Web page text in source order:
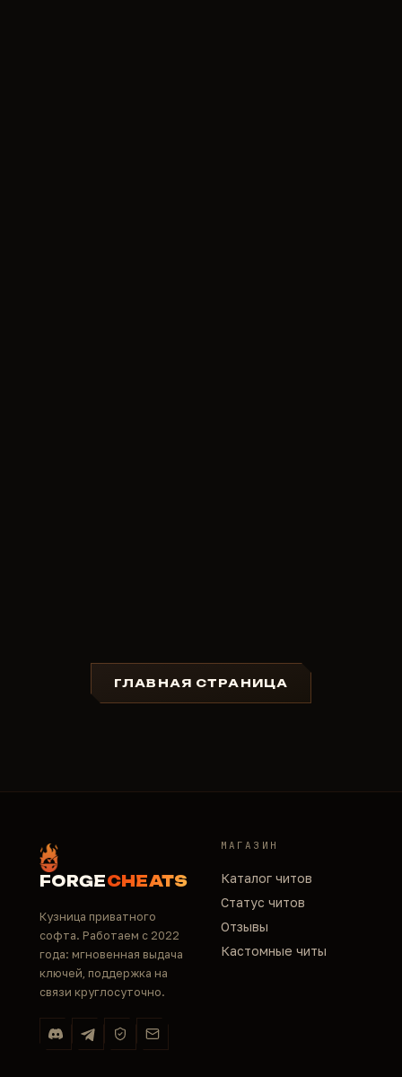
ГЛАВНАЯ СТРАНИЦА
FORGECHEATS
Кузница приватного
софта. Работаем с 2022
года: мгновенная выдача
ключей, поддержка на
связи круглосуточно.
МАГАЗИН
Каталог читов
Статус читов
Отзывы
Кастомные читы